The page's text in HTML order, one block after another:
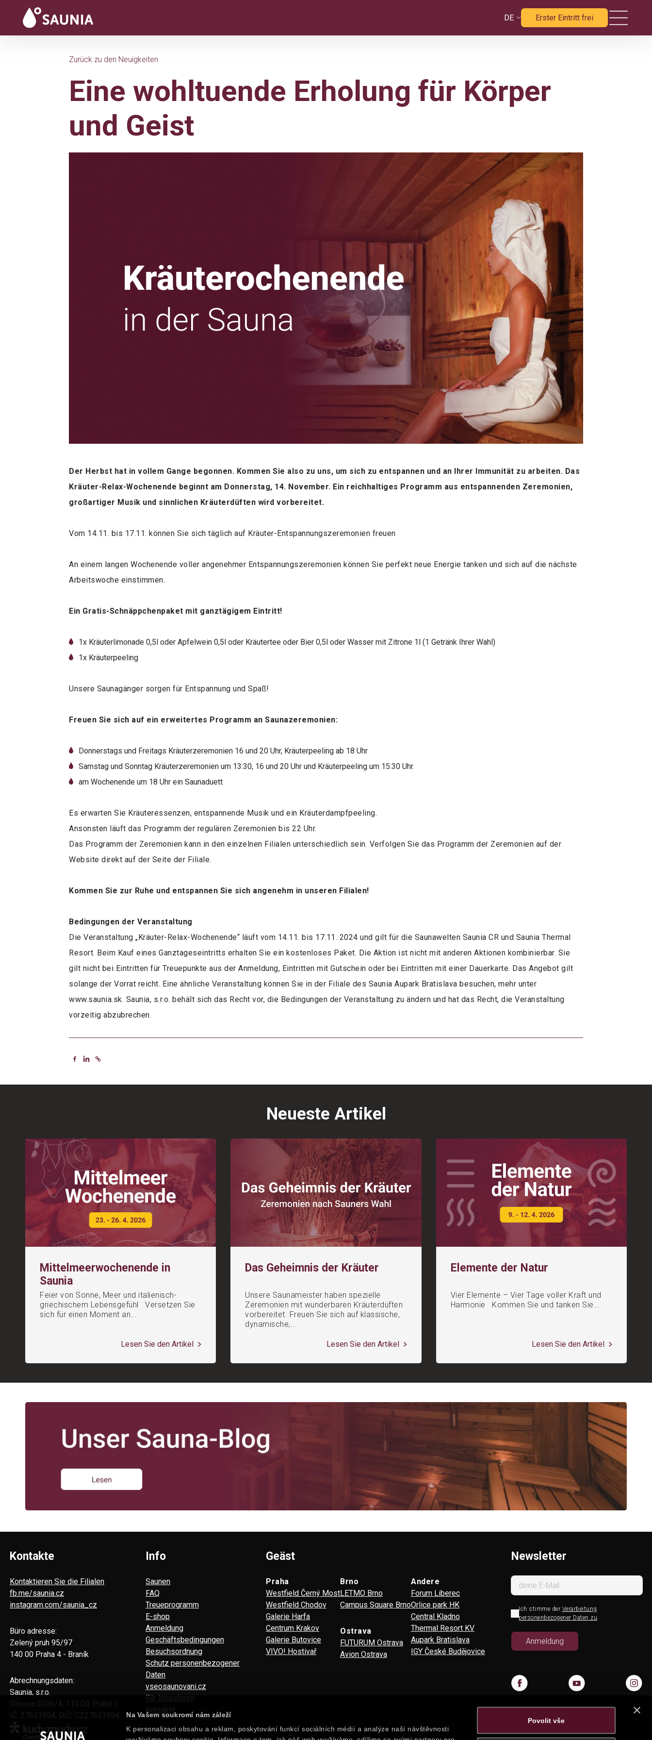
Na Vašem soukromí nám záleží
K personalizaci obsahu a reklam, poskytování funkcí sociálních médií a analýze naší návštěvnosti
Povolit vše
DE Erster Eintritt frei
Zurück zu den Neuigkeiten
Eine wohltuende Erholung für Körper
und Geist
Der Herbst hat in vollem Gange begonnen. Kommen Sie also zu uns, um sich zu entspannen und an Ihrer Immunität zu arbeiten. Das
Kräuter-Relax-Wochenende beginnt am Donnerstag, 14. November. Ein reichhaltiges Programm aus entspannenden Zeremonien,
großartiger Musik und sinnlichen Kräuterdüften wird vorbereitet.
Vom 14.11. bis 17.11. können Sie sich täglich auf Kräuter-Entspannungszeremonien freuen
An einem langen Wochenende voller angenehmer Entspannungszeremonien können Sie perfekt neue Energie tanken und sich auf die nächste
Arbeitswoche einstimmen.
Ein Gratis-Schnäppchenpaket mit ganztägigem Eintritt!
1x Kräuterlimonade 0,5l oder Apfelwein 0,5l oder Kräutertee oder Bier 0,5l oder Wasser mit Zitrone 1l (1 Getränk Ihrer Wahl)
1x Kräuterpeeling
Unsere Saunagänger sorgen für Entspannung und Spaß!
Freuen Sie sich auf ein erweitertes Programm an Saunazeremonien:
Donnerstags und Freitags Kräuterzeremonien 16 und 20 Uhr, Kräuterpeeling ab 18 Uhr
Samstag und Sonntag Kräuterzeremonien um 13:30, 16 und 20 Uhr und Kräuterpeeling um 15:30 Uhr.
am Wochenende um 18 Uhr ein Saunaduett
Es erwarten Sie Kräuteressenzen, entspannende Musik und ein Kräuterdampfpeeling.
Ansonsten läuft das Programm der regulären Zeremonien bis 22 Uhr.
Das Programm der Zeremonien kann in den einzelnen Filialen unterschiedlich sein. Verfolgen Sie das Programm der Zeremonien auf der
Website direkt auf der Seite der Filiale.
Kommen Sie zur Ruhe und entspannen Sie sich angenehm in unseren Filialen!
Bedingungen der Veranstaltung
Die Veranstaltung „Kräuter-Relax-Wochenende“ läuft vom 14.11. bis 17.11. 2024 und gilt für die Saunawelten Saunia CR und Saunia Thermal
Resort. Beim Kauf eines Ganztageseintritts erhalten Sie ein kostenloses Paket. Die Aktion ist nicht mit anderen Aktionen kombinierbar. Sie
gilt nicht bei Eintritten für Treuepunkte aus der Anmeldung, Eintritten mit Gutschein oder bei Eintritten mit einer Dauerkarte. Das Angebot gilt
solange der Vorrat reicht. Eine ähnliche Veranstaltung können Sie in der Filiale des Saunia Aupark Bratislava besuchen, mehr unter
www.saunia.sk. Saunia, s.r.o. behält sich das Recht vor, die Bedingungen der Veranstaltung zu ändern und hat das Recht, die Veranstaltung
vorzeitig abzubrechen.
Neueste Artikel
Mittelmeerwochenende in
Saunia
Feier von Sonne, Meer und italienisch-
griechischem Lebensgefühl Versetzen Sie
sich für einen Moment an...
Lesen Sie den Artikel
Das Geheimnis der Kräuter
Unsere Saunameister haben spezielle
Zeremonien mit wunderbaren Kräuterdüften
vorbereitet. Freuen Sie sich auf klassische,
dynamische,...
Lesen Sie den Artikel
Elemente der Natur
Vier Elemente – Vier Tage voller Kraft und
Harmonie Kommen Sie und tanken Sie...
Lesen Sie den Artikel
Kontakte
Kontaktieren Sie die Filialen
fb.me/saunia.cz
instagram.com/saunia_cz
Büro adresse:
Zelený pruh 95/97
140 00 Praha 4 - Braník
Abrechnungsdaten:
Saunia, s.r.o.
Olivova 2096/4, 110 00, Praha 1
IČ: 27633594, DIČ: CZ27633594
Info
Saunen
FAQ
Treueprogramm
E-shop
Anmeldung
Geschäftsbedingungen
Besuchsordnung
Schutz personenbezogener
Daten
vseosaunovani.cz
Für Investoren
Kontakte
Geäst
Praha
Westfield Černý Most
Westfield Chodov
Galerie Harfa
Centrum Krakov
Galerie Butovice
VIVO! Hostivař
Brno
LETMO Brno
Campus Square Brno
Ostrava
FUTURUM Ostrava
Avion Ostrava
Andere
Forum Liberec
Orlice park HK
Central Kladno
Thermal Resort KV
Aupark Bratislava
IGY České Budějovice
Newsletter
Ich stimme der Verarbeitung
personenbezogener Daten zu.